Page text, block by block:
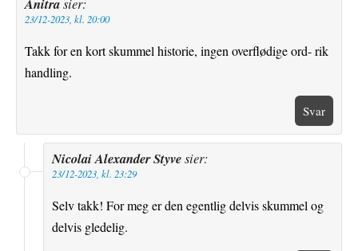
23/12-2023, kl. 20:00
Takk for en kort skummel historie, ingen overflødige ord- rik
handling.
Svar
Nicolai Alexander Styvesier:
23/12-2023, kl. 23:29
Selv takk! For meg er den egentlig delvis skummel og
delvis gledelig.